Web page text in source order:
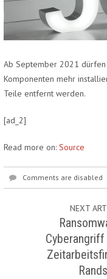
Ab September 2021
Komponenten mehr
Teile entfernt werden.
[ad_2]
Read more on: Source
Comments are disabled
NEXT